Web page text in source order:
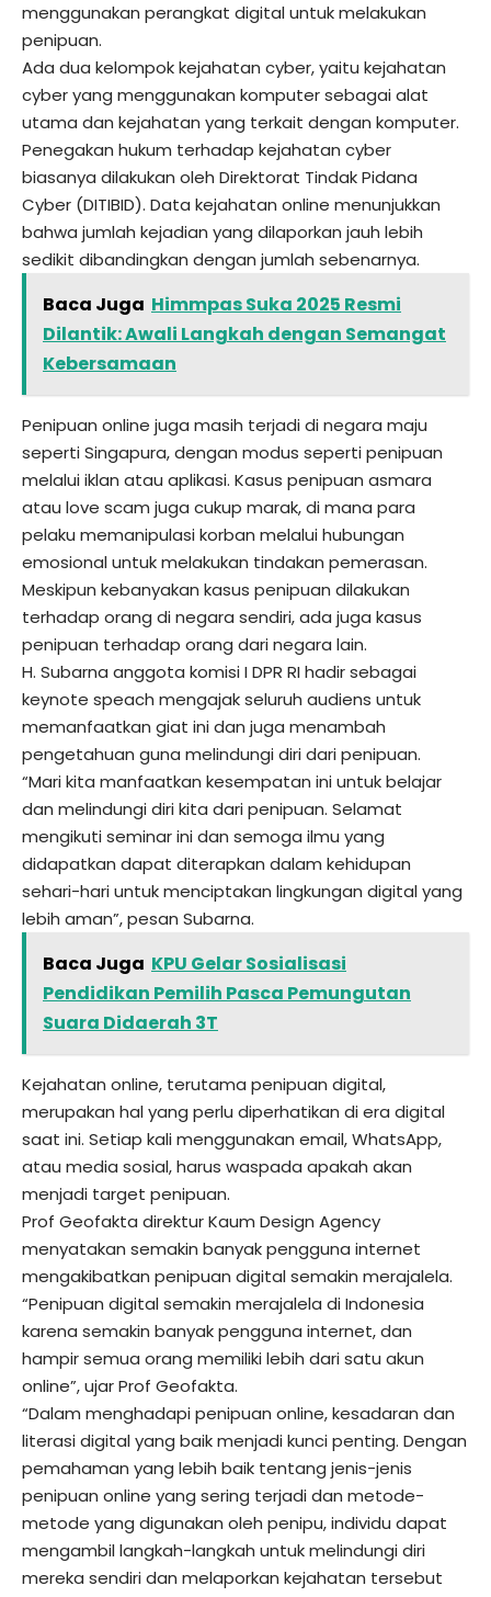
menggunakan perangkat digital untuk melakukan
penipuan.
Ada dua kelompok kejahatan cyber, yaitu kejahatan
cyber yang menggunakan komputer sebagai alat
utama dan kejahatan yang terkait dengan komputer.
Penegakan hukum terhadap kejahatan cyber
biasanya dilakukan oleh Direktorat Tindak Pidana
Cyber (DITIBID). Data kejahatan online menunjukkan
bahwa jumlah kejadian yang dilaporkan jauh lebih
sedikit dibandingkan dengan jumlah sebenarnya.
Baca Juga Himmpas Suka 2025 Resmi
Dilantik: Awali Langkah dengan Semangat
Kebersamaan
Penipuan online juga masih terjadi di negara maju
seperti Singapura, dengan modus seperti penipuan
melalui iklan atau aplikasi. Kasus penipuan asmara
atau love scam juga cukup marak, di mana para
pelaku memanipulasi korban melalui hubungan
emosional untuk melakukan tindakan pemerasan.
Meskipun kebanyakan kasus penipuan dilakukan
terhadap orang di negara sendiri, ada juga kasus
penipuan terhadap orang dari negara lain.
H. Subarna anggota komisi I DPR RI hadir sebagai
keynote speach mengajak seluruh audiens untuk
memanfaatkan giat ini dan juga menambah
pengetahuan guna melindungi diri dari penipuan.
“Mari kita manfaatkan kesempatan ini untuk belajar
dan melindungi diri kita dari penipuan. Selamat
mengikuti seminar ini dan semoga ilmu yang
didapatkan dapat diterapkan dalam kehidupan
sehari-hari untuk menciptakan lingkungan digital yang
lebih aman”, pesan Subarna.
Baca Juga KPU Gelar Sosialisasi
Pendidikan Pemilih Pasca Pemungutan
Suara Didaerah 3T
Kejahatan online, terutama penipuan digital,
merupakan hal yang perlu diperhatikan di era digital
saat ini. Setiap kali menggunakan email, WhatsApp,
atau media sosial, harus waspada apakah akan
menjadi target penipuan.
Prof Geofakta direktur Kaum Design Agency
menyatakan semakin banyak pengguna internet
mengakibatkan penipuan digital semakin merajalela.
“Penipuan digital semakin merajalela di Indonesia
karena semakin banyak pengguna internet, dan
hampir semua orang memiliki lebih dari satu akun
online”, ujar Prof Geofakta.
“Dalam menghadapi penipuan online, kesadaran dan
literasi digital yang baik menjadi kunci penting. Dengan
pemahaman yang lebih baik tentang jenis-jenis
penipuan online yang sering terjadi dan metode-
metode yang digunakan oleh penipu, individu dapat
mengambil langkah-langkah untuk melindungi diri
mereka sendiri dan melaporkan kejahatan tersebut